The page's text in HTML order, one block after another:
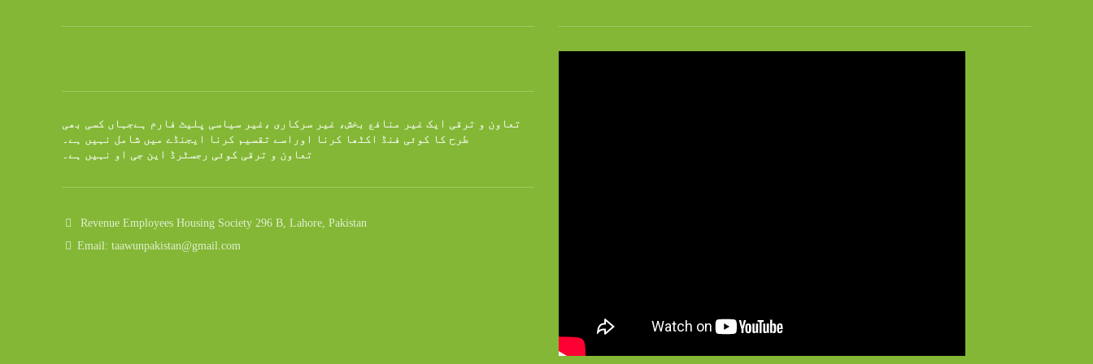
تعاون و ترقی ایک غیر منافع بخش، غیر سرکاری ،غیر سیاسی پلیٹ فارم ہےجہاں کسی بھی
طرح کا کوئی فنڈ اکٹھا کرنا اوراسے تقسیم کرنا ایجنڈے میں شامل نہیں ہے۔
تعاون و ترقی کوئی رجسٹرڈ این جی او نہیں ہے۔
Revenue Employees Housing Society 296 B, Lahore, Pakistan
Email: taawunpakistan@gmail.com